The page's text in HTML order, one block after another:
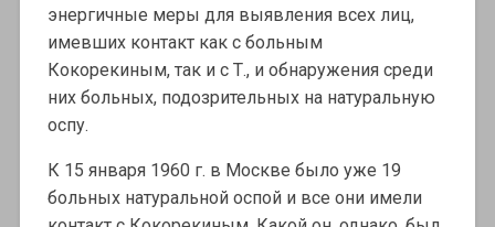
энергичные меры для выявления всех лиц,
имевших контакт как с больным
Кокорекиным, так и с Т., и обнаружения среди
них больных, подозрительных на натуральную
оспу.
К 15 января 1960 г. в Москве было уже 19
больных натуральной оспой и все они имели